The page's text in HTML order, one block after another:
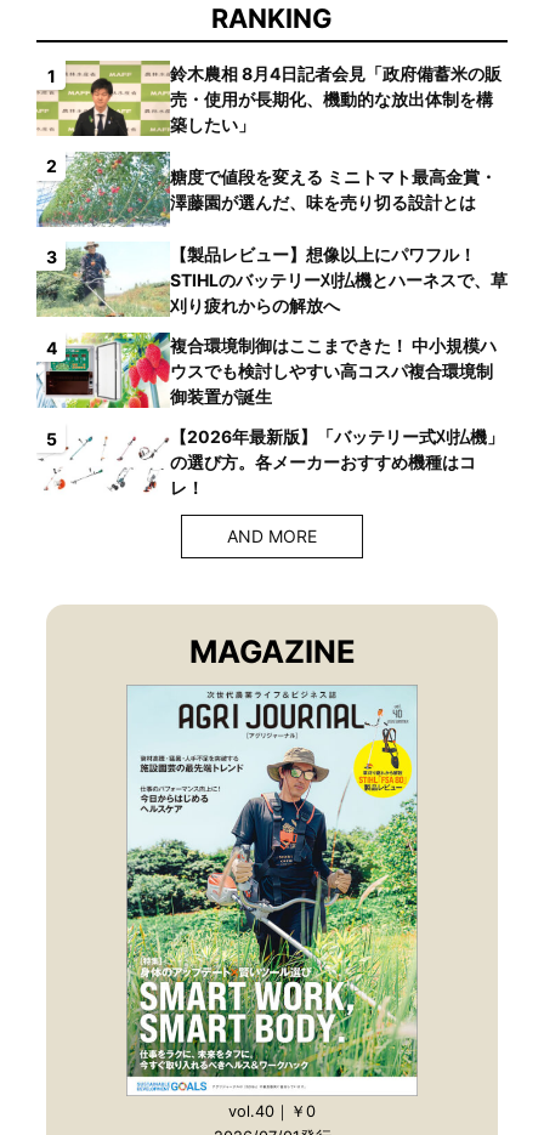
RANKING
1
鈴木農相 8月4日記者会見「政府備蓄米の販
売・使用が長期化、機動的な放出体制を構
築したい」
2
糖度で値段を変える ミニトマト最高金賞・
澤藤園が選んだ、味を売り切る設計とは
3
【製品レビュー】想像以上にパワフル！
STIHLのバッテリー刈払機とハーネスで、草
刈り疲れからの解放へ
4
複合環境制御はここまできた！ 中小規模ハ
ウスでも検討しやすい高コスパ複合環境制
御装置が誕生
5
【2026年最新版】「バッテリー式刈払機」
の選び方。各メーカーおすすめ機種はコ
レ！
AND MORE
MAGAZINE
vol.40｜￥0